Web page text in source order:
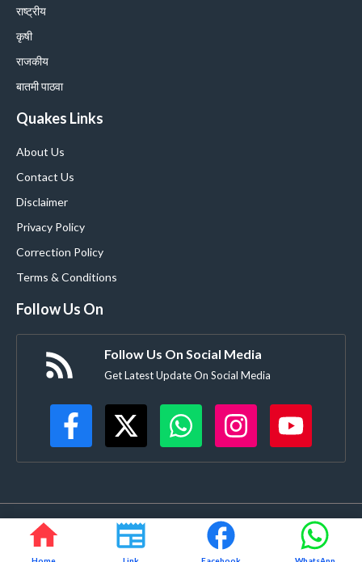
राष्ट्रीय
कृषी
राजकीय
बातमी पाठवा
Quakes Links
About Us
Contact Us
Disclaimer
Privacy Policy
Correction Policy
Terms & Conditions
Follow Us On
Follow Us On Social Media
Get Latest Update On Social Media
©Buldanacoverage.com
• All rights reserved • Created by-
Rajdhanve.in
Mo. 8378908271